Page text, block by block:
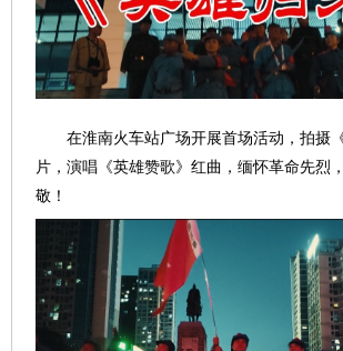
在淮南火车站广场开展首场活动，拍摄
片，演唱《英雄赞歌》红曲，缅怀革命先烈
敬！